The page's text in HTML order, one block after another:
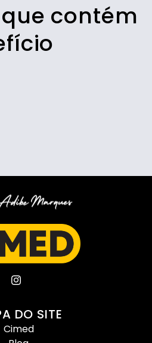
contém
DO SITE
Cimed